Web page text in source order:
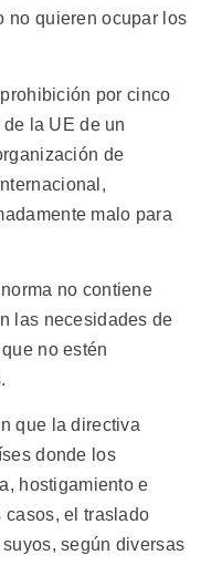
no quieren ocupar los
por cinco
la UE de un
de
malo para
no contiene
las necesidades de
no estén
que la directiva
donde los
hostigamiento e
casos, el traslado
según diversas